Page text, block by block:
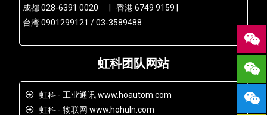
成都 028-6391 0020 | 香港 6749 9159 |
台湾 0901299121 / 03-3589488
虹科团队网站
虹科 - 工业通讯 www.hoautom.com
虹科 - 物联网 www.hohuln.com